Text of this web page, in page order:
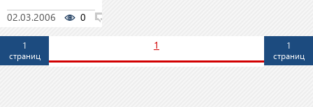
02.03.2006
0
1
страниц
1
страниц
1